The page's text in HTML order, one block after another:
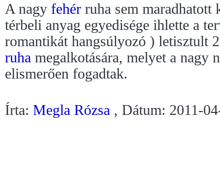
A nagy fehér ruha sem
térbeli anyag egyedisége ihlette a
romantikát hangsúlyozó ) letisztult
ruha megalkotására, melyet a nagy
elismerően fogadtak.
Írta: Megla Rózsa , Dátum: 2011-